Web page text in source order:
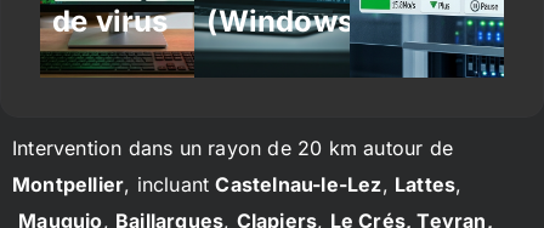
de virus
(Windows/Linux)
Intervention dans un rayon de 20 km autour de
Montpellier, incluantCastelnau-le-Lez, Lattes,
Mauguio, Baillargues, Clapiers, Le Crés, Teyran,